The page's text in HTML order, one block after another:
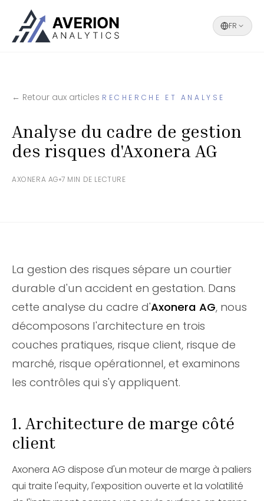
FR
← Retour aux articles RECHERCHE ET ANALYSE
Analyse du cadre de gestion
des risques d'Axonera AG
AXONERA AG 7 MIN DE LECTURE
La gestion des risques sépare un courtier
durable d'un accident en gestation. Dans
cette analyse du cadre d'Axonera AG, nous
décomposons l'architecture en trois
couches pratiques, risque client, risque de
marché, risque opérationnel, et examinons
les contrôles qui s'y appliquent.
1. Architecture de marge côté
client
Axonera AG dispose d'un moteur de marge à paliers
qui traite l'equity, l'exposition ouverte et la volatilité